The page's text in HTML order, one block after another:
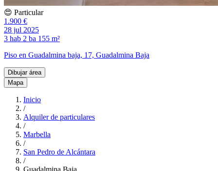
😍 Particular
1.900 €
28 jul 2025
3 hab 2 ba 155 m²
Piso en Guadalmina baja, 17, Guadalmina Baja
Dibujar área
Mapa
Inicio
/
Alquiler de particulares
/
Marbella
/
San Pedro de Alcántara
/
Guadalmina Baja